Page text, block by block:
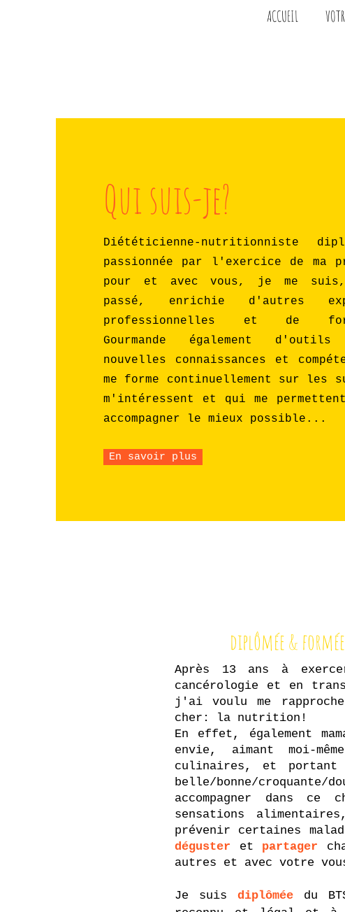
ACCUEIL
Qui suis-je?
Diététicienne-nutritionniste
passionnée par l'exercice de ma
pour et avec vous, je me
passé, enrichie d'autres
professionnelles et de
Gourmande également
nouvelles connaissances et
me forme continuellement sur les
m'intéressent et qui me
accompagner le mieux possible...
En savoir plus
diplômée & formée
Après 13 ans à
cancérologie et en
j'ai voulu me
cher: la nutrition!
En effet, également
envie, aimant moi-
culinaires, et portant
belle/bonne/
accompagner dans ce
sensations
prévenir certaines
déguster et partager
autres et avec votre
Je suis diplômée du